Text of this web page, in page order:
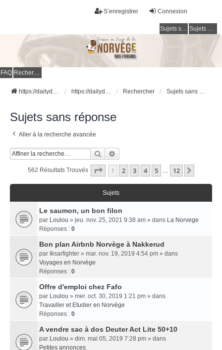
Connexion
S’enregistrer
Sujets sans réponse Sujets actifs
FAQ Rechercher
https://dailydigesthub.com https://dailydigesthub.com Rechercher Sujets sans réponse
Sujets sans réponse
Aller à la recherche avancée
Rechercher
562 Résultats Trouvés Page 1Sur
1 2 3 4 5 … 12
Sujets
Le saumon, un bon filon
par Loulou » jeu. nov. 25, 2021 9:38 am » dans La Norvege
Réponses : 0
Bon plan Airbnb Norvège à Nakkerud
par Iksarfighter » mar. nov. 19, 2019 4:54 pm » dans
Voyages en Norvège
Réponses : 0
Offre d'emploi chez Fafo
par Loulou » mer. oct. 30, 2019 1:21 pm » dans
Travailler et Etudier en Norvège
Réponses : 0
A vendre sac à dos Deuter Act Lite 50+10
par Loulou » dim. mai 05, 2019 7:28 pm » dans
Petites annonces